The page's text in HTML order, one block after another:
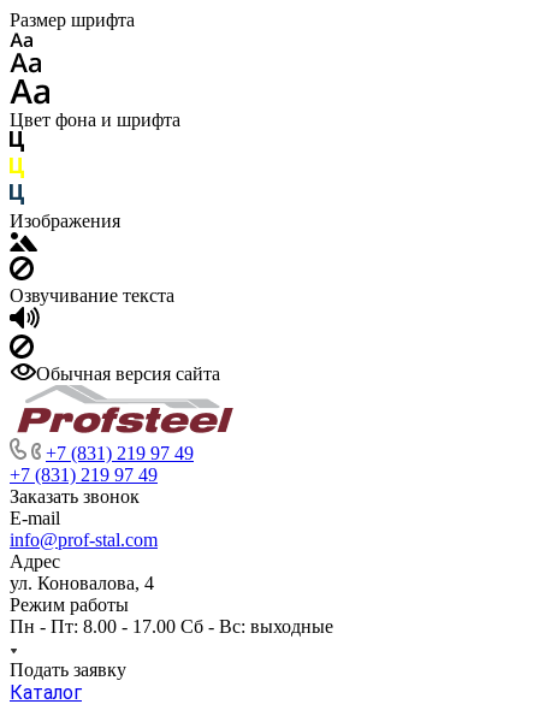
Размер шрифта
Цвет фона и шрифта
Изображения
Озвучивание текста
Обычная версия сайта
+7 (831) 219 97 49
+7 (831) 219 97 49
Заказать звонок
E-mail
info@prof-stal.com
Адрес
ул. Коновалова, 4
Режим работы
Пн - Пт: 8.00 - 17.00 Сб - Вс: выходные
Подать заявку
Каталог